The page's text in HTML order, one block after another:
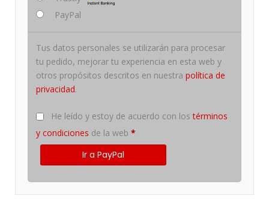
PayPal
Tus datos personales se utilizarán para procesar
tu pedido, mejorar tu experiencia en esta web y
otros propósitos descritos en nuestra política de
privacidad.
He leído y estoy de acuerdo con lostérminos
y condiciones de la web *
Ir a PayPal